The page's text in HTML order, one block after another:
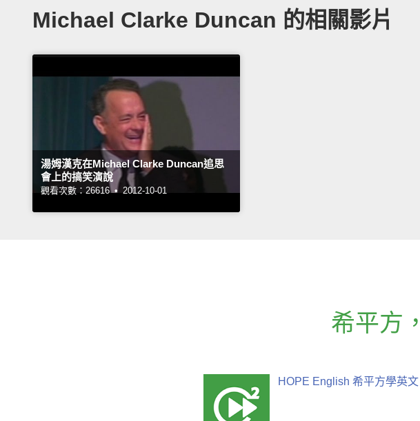
Michael Clarke Duncan 的相關影片
湯姆漢克在Michael Clarke Duncan追思
會上的搞笑演說
觀看次數：26616 • 2012-10-01
希平方 ，
HOPE English 希平方學英文